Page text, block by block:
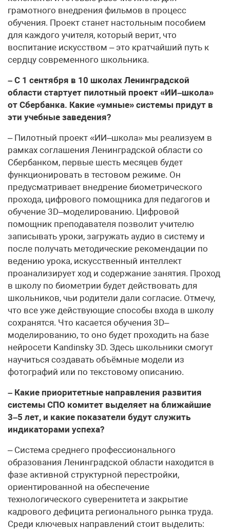
грамотного внедрения фильмов в процесс
обучения. Проект станет настольным пособием
для каждого учителя, который верит, что
воспитание искусством – это кратчайший путь к
сердцу современного школьника.
– С 1 сентября в 10 школах Ленинградской
области стартует пилотный проект «ИИ–школа»
от Сбербанка. Какие «умные» системы придут в
эти учебные заведения?
– Пилотный проект «ИИ–школа» мы реализуем в
рамках соглашения Ленинградской области со
Сбербанком, первые шесть месяцев будет
функционировать в тестовом режиме. Он
предусматривает внедрение биометрического
прохода, цифрового помощника для педагогов и
обучение 3D–моделированию. Цифровой
помощник преподавателя позволит учителю
записывать уроки, загружать аудио в систему и
после получать методические рекомендации по
ведению урока, искусственный интеллект
проанализирует ход и содержание занятия. Проход
в школу по биометрии будет действовать для
школьников, чьи родители дали согласие. Отмечу,
что все уже действующие способы входа в школу
сохранятся. Что касается обучения 3D–
моделированию, то оно будет проходить на базе
нейросети Kandinsky 3D. Здесь школьники смогут
научиться создавать объёмные модели из
фотографий или по текстовому описанию.
– Какие приоритетные направления развития
системы СПО комитет выделяет на ближайшие
3–5 лет, и какие показатели будут служить
индикаторами успеха?
– Система среднего профессионального
образования Ленинградской области находится в
фазе активной структурной перестройки,
ориентированной на обеспечение
технологического суверенитета и закрытие
кадрового дефицита регионального рынка труда.
Среди ключевых направлений стоит выделить: